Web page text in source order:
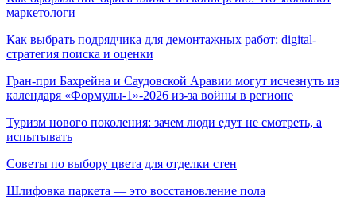
маркетологи
Как выбрать подрядчика для демонтажных работ: digital-
стратегия поиска и оценки
Гран-при Бахрейна и Саудовской Аравии могут исчезнуть из
календаря «Формулы-1»-2026 из-за войны в регионе
Туризм нового поколения: зачем люди едут не смотреть, а
испытывать
Советы по выбору цвета для отделки стен
Шлифовка паркета — это восстановление пола